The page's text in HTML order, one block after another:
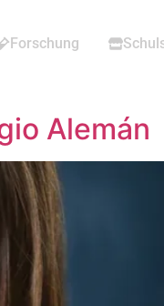
Forschung
Alemán